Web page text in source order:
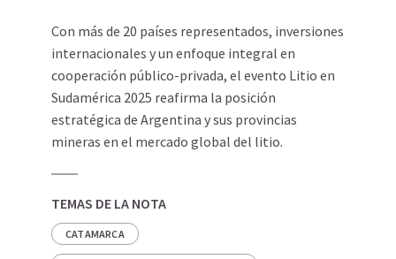
Con más de 20 países representados, inversiones
internacionales y un enfoque integral en
cooperación público-privada, el evento Litio en
Sudamérica 2025 reafirma la posición
estratégica de Argentina y sus provincias
mineras en el mercado global del litio.
TEMAS DE LA NOTA
CATAMARCA